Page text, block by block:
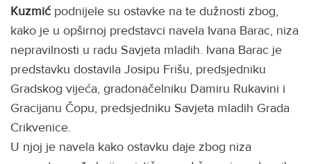
Kuzmićpodnijele su ostavke na te dužnosti zbog,
kako je u opširnoj predstavci navela Ivana Barac, niza
nepravilnosti u radu Savjeta mladih. Ivana Barac je
predstavku dostavila Josipu Frišu, predsjedniku
Gradskog vijeća, gradonačelniku Damiru Rukavini i
Gracijanu Čopu, predsjedniku Savjeta mladih Grada
Crikvenice.
U njoj je navela kako ostavku daje zbog niza